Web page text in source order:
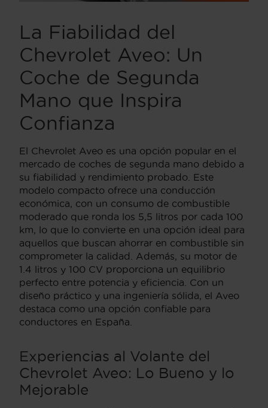
La Fiabilidad del
Chevrolet Aveo: Un
Coche de Segunda
Mano que Inspira
Confianza
El Chevrolet Aveo es una opción popular en el
mercado de coches de segunda mano debido a
su fiabilidad y rendimiento probado. Este
modelo compacto ofrece una conducción
económica, con un consumo de combustible
moderado que ronda los 5,5 litros por cada 100
km, lo que lo convierte en una opción ideal para
aquellos que buscan ahorrar en combustible sin
comprometer la calidad. Además, su motor de
1.4 litros y 100 CV proporciona un equilibrio
perfecto entre potencia y eficiencia. Con un
diseño práctico y una ingeniería sólida, el Aveo
destaca como una opción confiable para
conductores en España.
Experiencias al Volante del
Chevrolet Aveo: Lo Bueno y lo
Mejorable